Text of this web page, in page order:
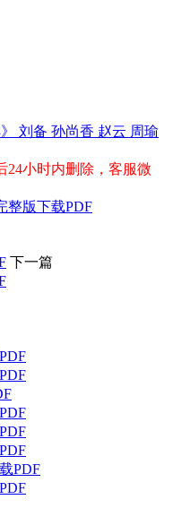
刘备 孙尚香 赵云 周瑜
24小时内删除，客服微
整版下载PDF
下一篇
PDF